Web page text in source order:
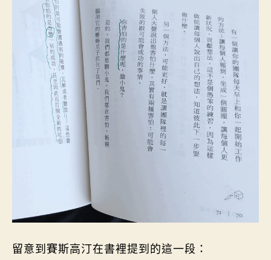
留意到賽斯高汀在書裡提到的這一段：